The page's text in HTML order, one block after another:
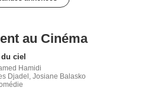
au Cinéma
ciel
Hamidi
Djadel, Josiane Balasko